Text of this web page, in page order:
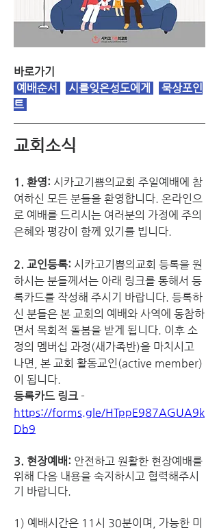
바로가기
예배순서
시를잊은성도에게
묵상포인
트
교회소식
1. 환영: 시카고기쁨의교회 주일예배에 참
여하신 모든 분들을 환영합니다. 온라인으
로 예배를 드리시는 여러분의 가정에 주의
은혜와 평강이 함께 있기를 빕니다.
2. 교인등록: 시카고기쁨의교회 등록을 원
하시는 분들께서는 아래 링크를 통해서 등
록카드를 작성해 주시기 바랍니다. 등록하
신 분들은 본 교회의 예배와 사역에 동참하
면서 목회적 돌봄을 받게 됩니다. 이후 소
정의 멤버십 과정(새가족반)을 마치시고
나면, 본 교회 활동교인(active member)
이 됩니다.
등록카드 링크
https://forms.gle/HTppE987AGUA9k
Db9
3. 현장예배: 안전하고 원활한 현장예배를
위해 다음 내용을 숙지하시고 협력해주시
기 바랍니다.
1) 예배시간은 11시 30분이며, 가능한 미